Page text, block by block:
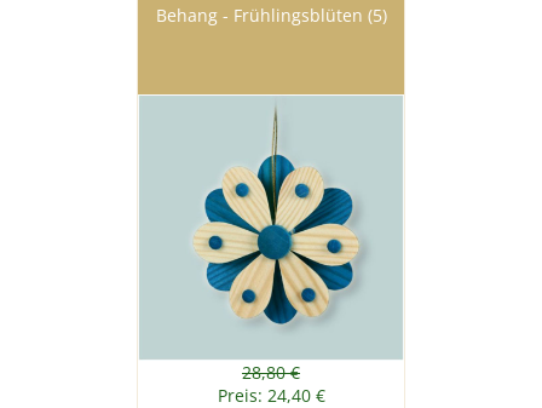
Behang - Frühlingsblüten (5)
28,80 €
Preis: 24,40 €